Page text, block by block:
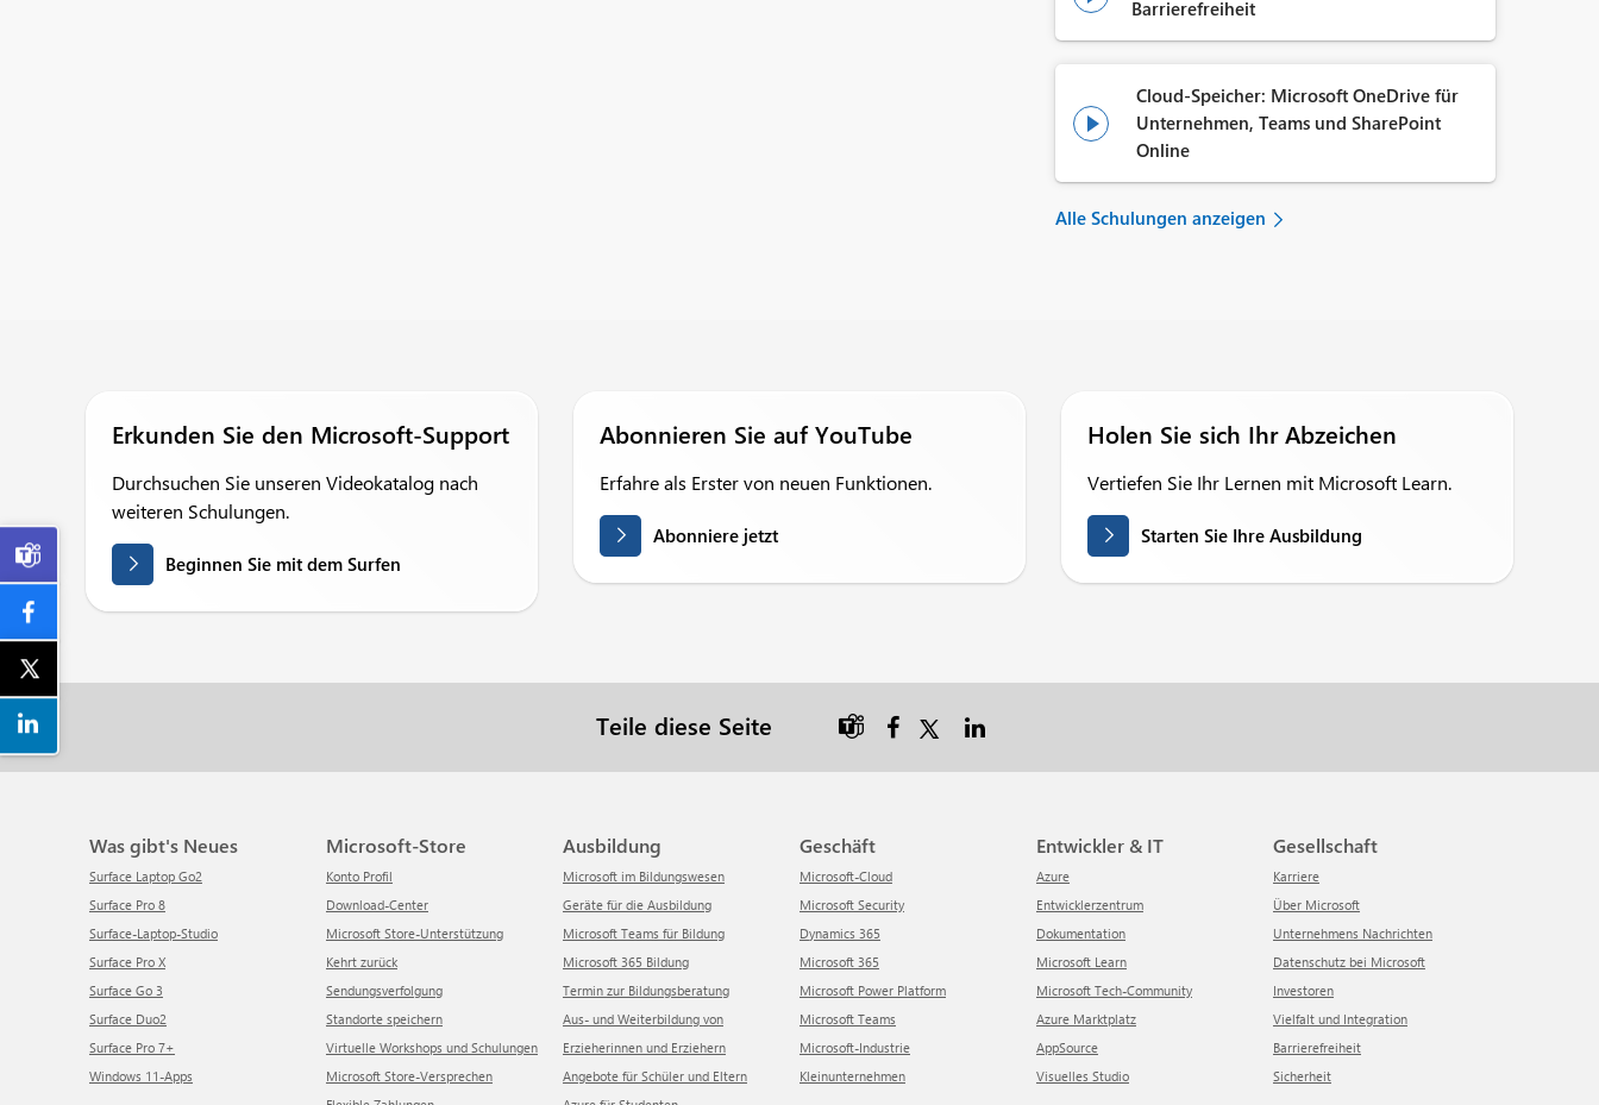
Barrierefreiheit

Cloud-Speicher: Microsoft OneDrive für
Unternehmen, Teams und SharePoint
Online
Alle Schulungen anzeigen
Erkunden Sie den Microsoft-Support
Durchsuchen Sie unseren Videokatalog nach
weiteren Schulungen.
Beginnen Sie mit dem Surfen
Abonnieren Sie auf YouTube
Erfahre als Erster von neuen Funktionen.
Abonniere jetzt
Holen Sie sich Ihr Abzeichen
Vertiefen Sie Ihr Lernen mit Microsoft Learn.
Starten Sie Ihre Ausbildung
Teile diese Seite 
Was gibt's Neues
Surface Laptop Go2
Surface Pro 8
Surface-Laptop-Studio
Surface Pro X
Surface Go 3
Surface Duo2
Surface Pro 7+
Windows 11-Apps
Microsoft-Store
Konto Profil
Download-Center
Microsoft Store-Unterstützung
Kehrt zurück
Sendungsverfolgung
Standorte speichern
Virtuelle Workshops und Schulungen
Microsoft Store-Versprechen
Ausbildung
Microsoft im Bildungswesen
Geräte für die Ausbildung
Microsoft Teams für Bildung
Microsoft 365 Bildung
Termin zur Bildungsberatung
Aus- und Weiterbildung von
Erzieherinnen und Erziehern
Angebote für Schüler und Eltern
Geschäft
Microsoft-Cloud
Microsoft Security
Dynamics 365
Microsoft 365
Microsoft Power Platform
Microsoft Teams
Microsoft-Industrie
Kleinunternehmen
Entwickler & IT
Azure
Entwicklerzentrum
Dokumentation
Microsoft Learn
Microsoft Tech-Community
Azure Marktplatz
AppSource
Visuelles Studio
Gesellschaft
Karriere
Über Microsoft
Unternehmens Nachrichten
Datenschutz bei Microsoft
Investoren
Vielfalt und Integration
Barrierefreiheit
Sicherheit
